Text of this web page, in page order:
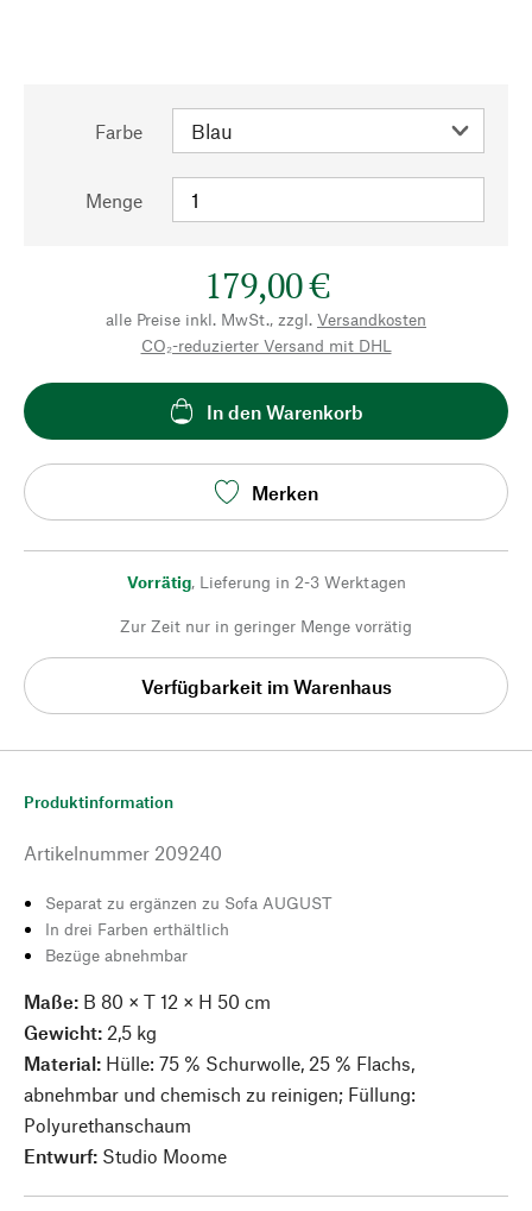
Farbe
Menge
179,00 €
alle Preise inkl. MwSt., zzgl. Versandkosten
CO₂-reduzierter Versand mit DHL
In den Warenkorb
Merken
Vorrätig, Lieferung in 2-3 Werktagen
Zur Zeit nur in geringer Menge vorrätig
Verfügbarkeit im Warenhaus
Produktinformation
Artikelnummer 209240
Separat zu ergänzen zu Sofa AUGUST
In drei Farben erthältlich
Bezüge abnehmbar
Maße: B 80 × T 12 × H 50 cm
Gewicht: 2,5 kg
Material: Hülle: 75 % Schurwolle, 25 % Flachs,
abnehmbar und chemisch zu reinigen; Füllung:
Polyurethanschaum
Entwurf: Studio Moome